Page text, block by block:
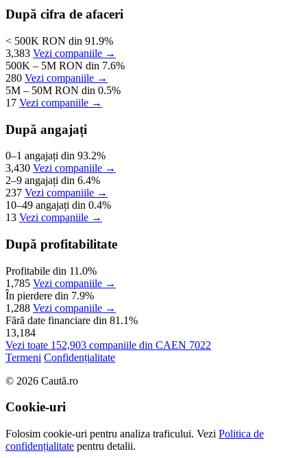
După cifra de afaceri
< 500K RON din 91.9%
3,383 Vezi companiile →
500K – 5M RON din 7.6%
280 Vezi companiile →
5M – 50M RON din 0.5%
17 Vezi companiile →
După angajați
0–1 angajați din 93.2%
3,430 Vezi companiile →
2–9 angajați din 6.4%
237 Vezi companiile →
10–49 angajați din 0.4%
13 Vezi companiile →
După profitabilitate
Profitabile din 11.0%
1,785 Vezi companiile →
În pierdere din 7.9%
1,288 Vezi companiile →
Fără date financiare din 81.1%
13,184
Vezi toate 152,903 companiile din CAEN 7022
Termeni Confidențialitate
© 2026 Caută.ro
Cookie-uri
Folosim cookie-uri pentru analiza traficului. Vezi Politica de
confidențialitate pentru detalii.